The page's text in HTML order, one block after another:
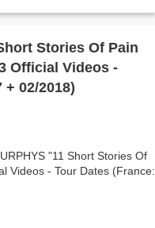
Stories Of Pain
Official Videos -
+ 02/2018)